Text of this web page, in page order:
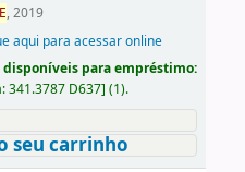
, 2019
aqui para acessar online
para empréstimo:
341.3787 D637] (1).
seu carrinho